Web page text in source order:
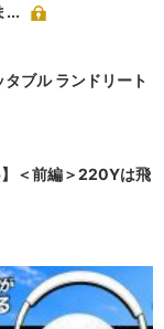
...
ブル ランドリート
＜前編＞220Yは飛